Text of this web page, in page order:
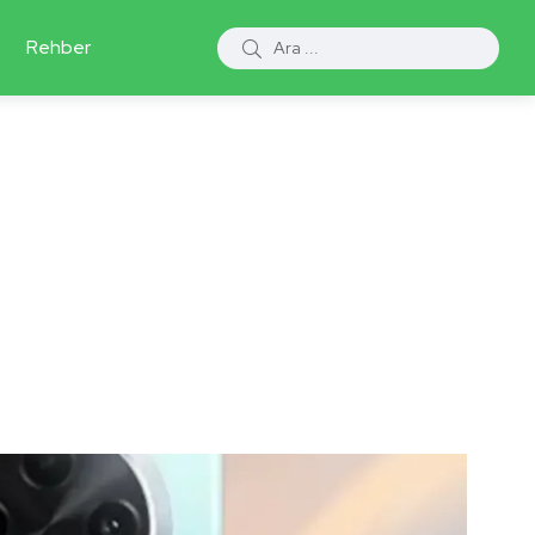
Rehber